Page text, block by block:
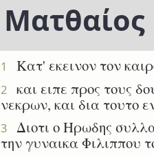
Ματθαίος
1 Κατ' εκεινον τον
2
και ειπε προς τους
νεκρων, και δια τουτο
3
Διοτι ο Ηρωδης
την γυναικα Φιλιππου